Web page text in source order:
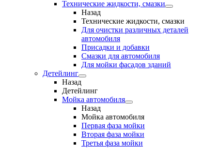
Технические жидкости, смазки
Назад
Технические жидкости, смазки
Для очистки различных деталей
автомобиля
Присадки и добавки
Смазки для автомобиля
Для мойки фасадов зданий
Детейлинг
Назад
Детейлинг
Мойка автомобиля
Назад
Мойка автомобиля
Первая фаза мойки
Вторая фаза мойки
Третья фаза мойки